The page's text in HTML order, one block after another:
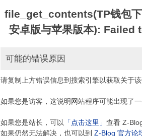
file_get_contents(TP钱包
安卓版与苹果版本):
可能的错误原因
请复制上方错误信息到搜索引擎以获取关于
如果您是访客，这说明网站程序可能出现了
如果您是站长，可以 「点击这里」 查看 Z-
如果仍然无法解决，也可以到 Z-Blog 官方论